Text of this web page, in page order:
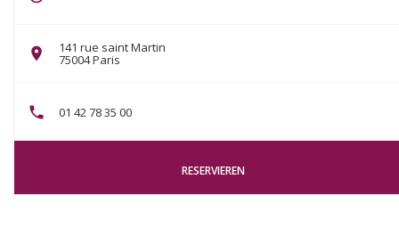
141 rue saint Martin
75004 Paris
01 42 78 35 00
RESERVIEREN